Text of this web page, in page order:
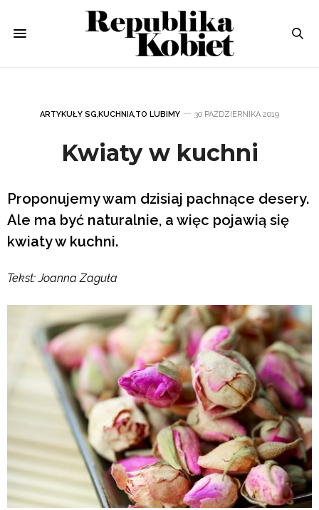
ARTYKUŁY SG,KUCHNIA,TO LUBIMY 30 PAŹDZIERNIKA 2019
Kwiaty w kuchni
Proponujemy wam dzisiaj pachnące desery.
Ale ma być naturalnie, a więc pojawią się
kwiaty w kuchni.
Tekst: Joanna Zaguła